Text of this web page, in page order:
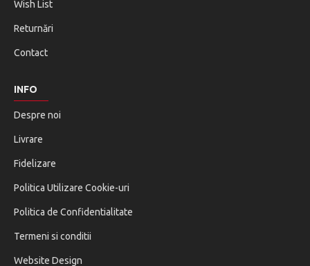
Wish List
Returnări
Contact
INFO
Despre noi
Livrare
Fidelizare
Politica Utilizare Cookie-uri
Politica de Confidentialitate
Termeni si conditii
Website Design